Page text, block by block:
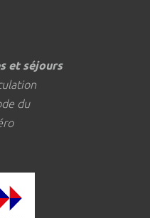
et séjours
du